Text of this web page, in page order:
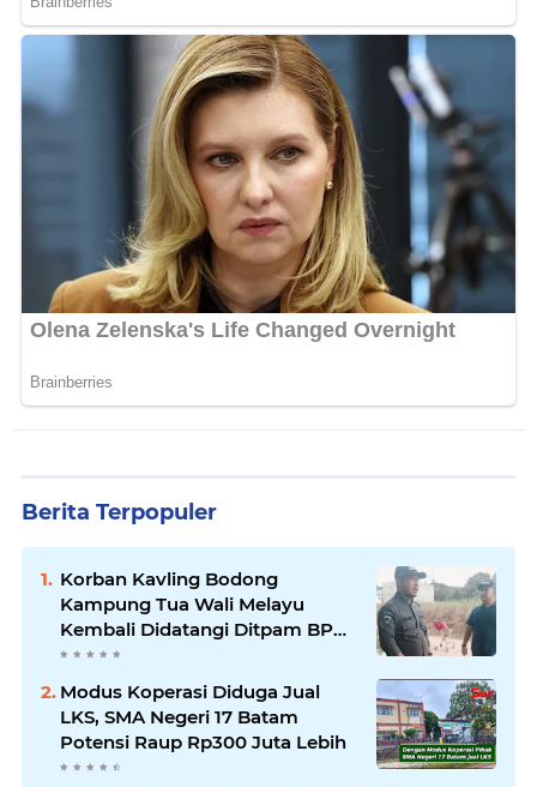
Berita Terpopuler
Korban Kavling Bodong
Kampung Tua Wali Melayu
Kembali Didatangi Ditpam BP
Batam
Modus Koperasi Diduga Jual
LKS, SMA Negeri 17 Batam
Potensi Raup Rp300 Juta Lebih